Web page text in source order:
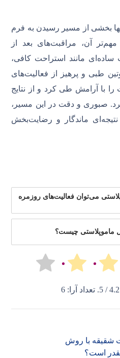
بخشی از مسیر رسیدن به فرم
آن، مراقبت‌های بعد از
مانند استراحت کافی،
طبی و پرهیز از فعالیت‌های
با آرامش طی کرد و از نتایج
صبوری و دقت در این مسیر،
ماندگار و رضایت‌بخش
می‌توان فعالیت‌های روزمره
ماموپلاستی چیست؟
4.2/ 5. تعداد آرا: 6
شقیقه با روش
است؟